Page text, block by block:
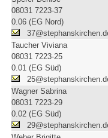
08031 7223-37
0.06 (EG Nord)
Taucher Viviana
08031 7223-25
0.01 (EG Süd)
Wagner Sabrina
08031 7223-29
0.02 (EG Süd)